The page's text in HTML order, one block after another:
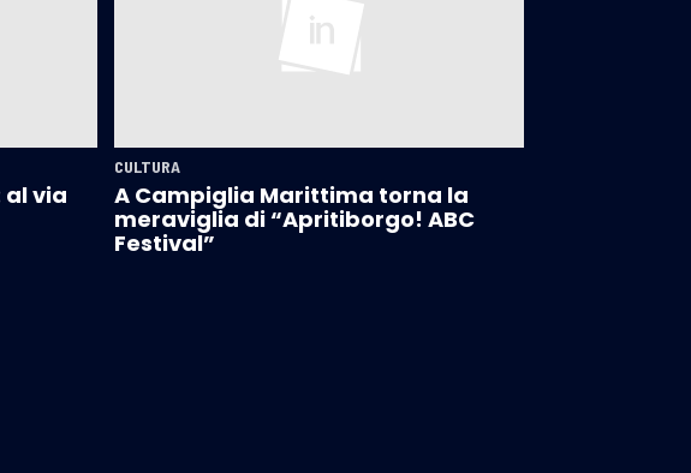
al via
CULTURA
A Campiglia Marittima torna la
meraviglia di “Apritiborgo! ABC
Festival”